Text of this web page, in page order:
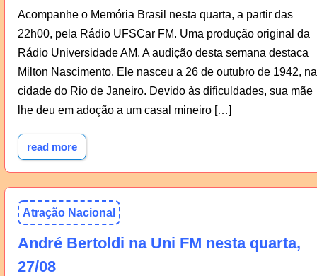
Acompanhe o Memória Brasil nesta quarta, a partir das
22h00, pela Rádio UFSCar FM. Uma produção original da
Rádio Universidade AM. A audição desta semana destaca
Milton Nascimento. Ele nasceu a 26 de outubro de 1942, na
cidade do Rio de Janeiro. Devido às dificuldades, sua mãe
lhe deu em adoção a um casal mineiro […]
read more
Atração Nacional
André Bertoldi na Uni FM nesta quarta,
27/08